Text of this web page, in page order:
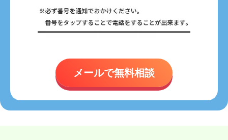
メールで無料相談